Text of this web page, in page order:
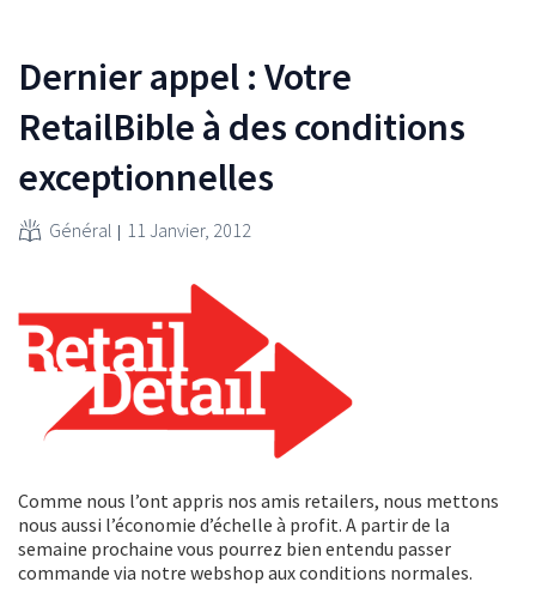
Dernier appel : Votre
RetailBible à des conditions
exceptionnelles
Général 11 Janvier, 2012
Comme nous l’ont appris nos amis retailers, nous mettons
nous aussi l’économie d’échelle à profit. A partir de la
semaine prochaine vous pourrez bien entendu passer
commande via notre webshop aux conditions normales.